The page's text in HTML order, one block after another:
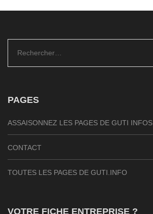
Rechercher :
PAGES
ASSAISONNEZ LES PAGES DE GUTI INFOS
CONTACT
TOUTES LES PAGES DE GUTI.INFO
VOTRE FICHE ENTREPRISE ?